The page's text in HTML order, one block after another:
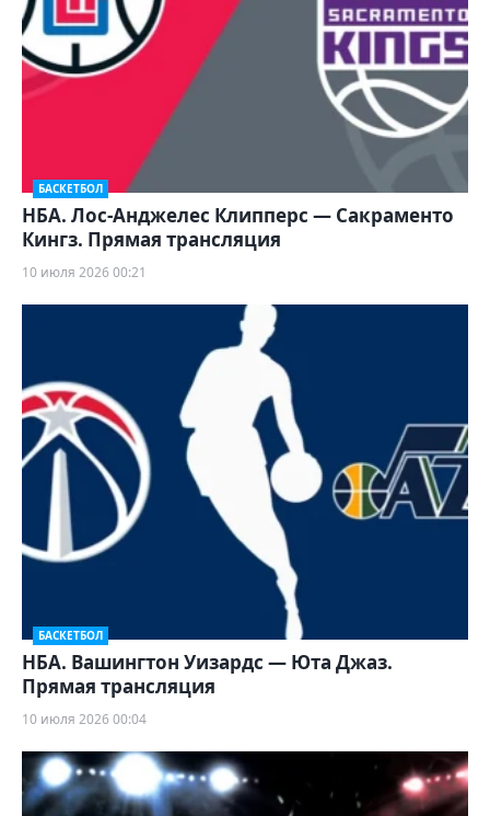
БАСКЕТБОЛ
НБА. Лос-Анджелес Клипперс — Сакраменто
Кингз. Прямая трансляция
10 июля 2026 00:21
БАСКЕТБОЛ
НБА. Вашингтон Уизардс — Юта Джаз.
Прямая трансляция
10 июля 2026 00:04